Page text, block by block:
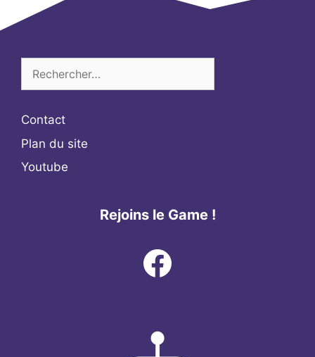
Contact
Plan du site
Youtube
Rejoins le Game !
Facebook